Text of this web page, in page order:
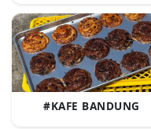
#KAFE BANDUNG